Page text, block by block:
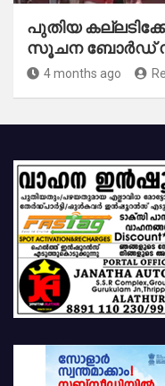
പുതിയ
സൂചന ബോർഡ്
4 months ago